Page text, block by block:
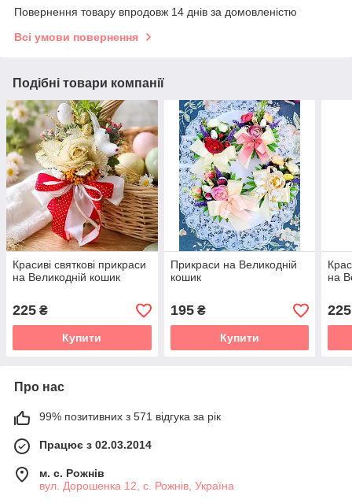
Повернення товару впродовж 14 днів за домовленістю
Всі умови повернення
Подібні товари компанії
Красиві святкові прикраси
на Великодній кошик
225 ₴
Купити
Прикраси на Великодній
кошик
195₴
Купити
на
225
Про нас
99% позитивних з 571 відгука за рік
Працює з 02.03.2014
м. с. Рожнів
вул. Дорошенка 12, с. Рожнів, Україна